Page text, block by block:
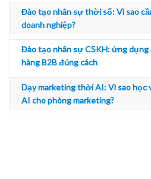
Đào tạo nhân sự thời số: Vì sao
doanh nghiệp?
Đào tạo nhân sự CSKH: ứng dụng
hàng B2B đúng cách
Dạy marketing thời AI: Vì sao học
AI cho phòng marketing?